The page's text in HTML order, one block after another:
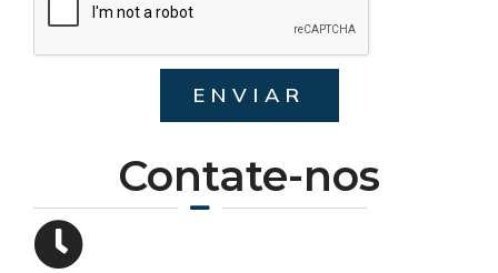
Contate-nos
ENVIAR